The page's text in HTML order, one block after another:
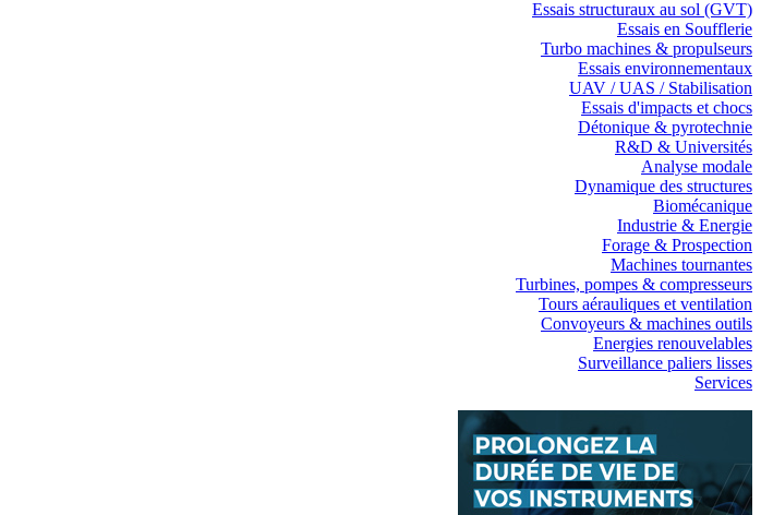
Essais structuraux au sol (GVT)
Essais en Soufflerie
Turbo machines & propulseurs
Essais environnementaux
UAV / UAS / Stabilisation
Essais d'impacts et chocs
Détonique & pyrotechnie
R&D & Universités
Analyse modale
Dynamique des structures
Biomécanique
Industrie & Energie
Forage & Prospection
Machines tournantes
Turbines, pompes & compresseurs
Tours aérauliques et ventilation
Convoyeurs & machines outils
Energies renouvelables
Surveillance paliers lisses
Services